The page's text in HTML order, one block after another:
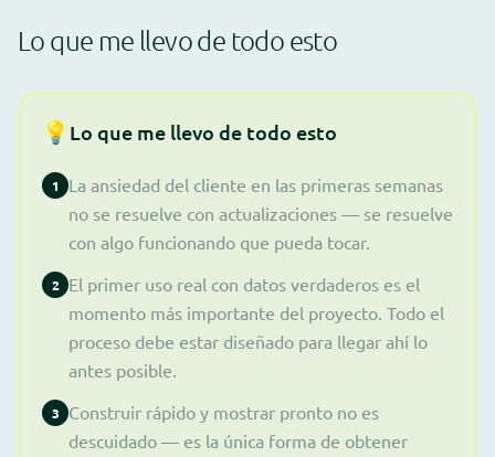
Lo que me llevo de todo esto
💡 Lo que me llevo de todo esto
1
La ansiedad del cliente en las primeras semanas
no se resuelve con actualizaciones — se resuelve
con algo funcionando que pueda tocar.
2 El primer uso real con datos verdaderos es el
momento más importante del proyecto. Todo el
proceso debe estar diseñado para llegar ahí lo
antes posible.
3
Construir rápido y mostrar pronto no es
descuidado — es la única forma de obtener